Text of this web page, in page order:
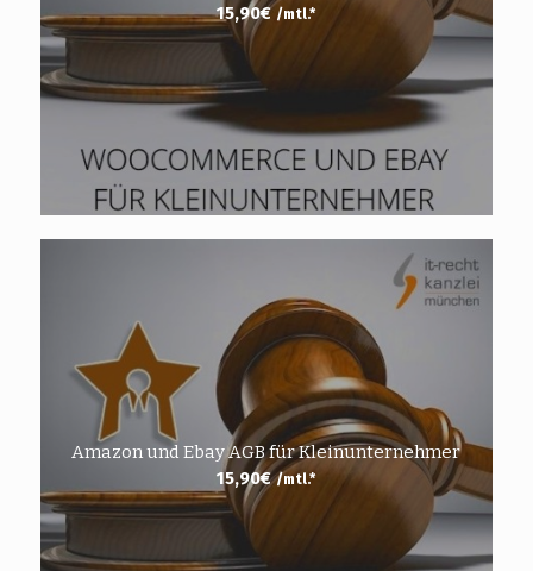
15,90€ /mtl.*
Amazon und Ebay AGB für Kleinunternehmer
15,90€ /mtl.*